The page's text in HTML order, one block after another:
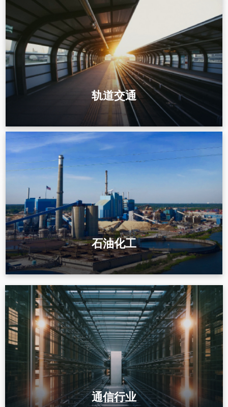
电力系统防雷接地解决方案
电力系统是国民经济的关键能源命脉，发电、变
电、输电、配电各环节对防雷接地、保护接地、
工作接地的安全性、稳定性、耐久性要求极高。
我司专注电力系统接地材料研发、生产与供应，
为电网企业、发电集团提供全场景、高标准、长
寿命的接地解决方案，严格遵循GB 50065、
DL/T 621、DL/T 380等电力行业标准，保障电力
系统安全稳定运行。
了解更多
轨道交通
轨道交通 / 铁路行业 接地防雷解决方案
轨道交通与铁路系统是国家关键交通基础设施，具有运行密度高、
信号精度高、电磁环境复杂、全天候不间断运行等特点。接地与防
雷系统直接关系列车运行安全、信号稳定、设备可靠及人员安全。
了解更多
石油化工
石油化工行业接地防雷解决方案
石油化工属于易燃易爆、强腐蚀、连续生产高危行业，接地系统是
安全生产的核心防线。我司专注防雷接地、防静电接地、保护接地
与等电位联结，为炼化、储罐区、油气储运、化工装置......
了解更多
通信行业